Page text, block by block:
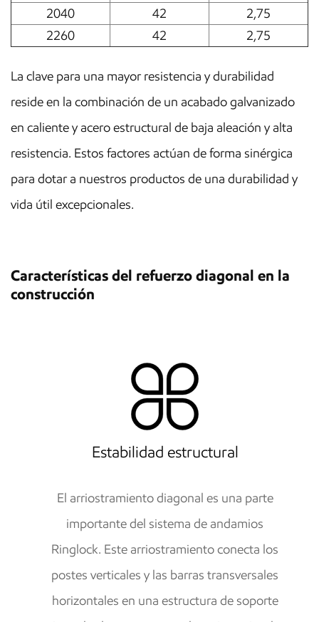
2040
42
2,75
2260
42 2,75
La clave para una mayor resistencia y durabilidad
reside en la combinación de un acabado galvanizado
en caliente y acero estructural de baja aleación y alta
resistencia. Estos factores actúan de forma sinérgica
para dotar a nuestros productos de una durabilidad y
vida útil excepcionales.
Características del refuerzo diagonal en la
construcción
Estabilidad estructural
El arriostramiento diagonal es una parte
importante del sistema de andamios
Ringlock. Este arriostramiento conecta los
postes verticales y las barras transversales
horizontales en una estructura de soporte